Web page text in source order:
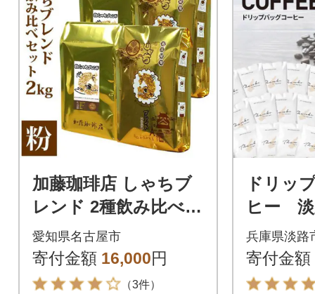
加藤珈琲店 しゃちブ
レンド 2種飲み比べ
コーヒー 粉 (中挽き)
2kg (500g×4袋)
愛知県名古屋市
寄付金額 16,000円
（3件）
ドリッ
ヒー
と納税
袋 ドリ
グ コ
兵庫県淡路
寄付金額